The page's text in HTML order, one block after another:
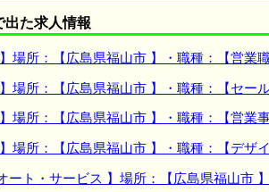
出た求人情報
場所：【広島県福山市 】・職種：【営業
場所：【広島県福山市 】・職種：【セー
場所：【広島県福山市 】・職種：【営業
所：【広島県福山市 】・職種：【デザ
ト・サービス 】場所：【広島県福山市